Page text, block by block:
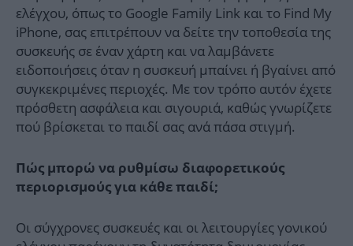
ελέγχου, όπως το Google Family Link και το Find My
iPhone, σας επιτρέπουν να δείτε την τοποθεσία της
συσκευής σε έναν χάρτη και να λαμβάνετε
ειδοποιήσεις όταν η συσκευή μπαίνει ή βγαίνει από
συγκεκριμένες περιοχές. Με τον τρόπο αυτόν έχετε
πρόσθετη ασφάλεια και σιγουριά, καθώς γνωρίζετε
πού βρίσκεται το παιδί σας ανά πάσα στιγμή.
Πώς μπορώ να ρυθμίσω διαφορετικούς
περιορισμούς για κάθε παιδί;
Οι σύγχρονες συσκευές και οι λειτουργίες γονικού